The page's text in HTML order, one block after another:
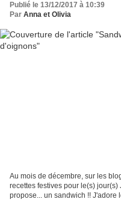
Publié le 13/12/2017 à 10:39
Par Anna et Olivia
Au mois de décembre, sur les
recettes festives pour le(s)
propose... un sandwich !! J'adore